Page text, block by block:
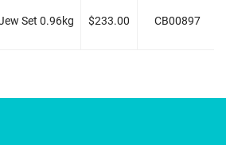
Set 0.96kg $233.00 CB00897